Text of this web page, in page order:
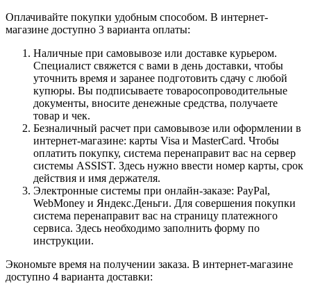
Оплачивайте покупки удобным способом. В интернет-
магазине доступно 3 варианта оплаты:
Наличные при самовывозе или доставке курьером.
Специалист свяжется с вами в день доставки, чтобы
уточнить время и заранее подготовить сдачу с любой
купюры. Вы подписываете товаросопроводительные
документы, вносите денежные средства, получаете
товар и чек.
Безналичный расчет при самовывозе или оформлении в
интернет-магазине: карты Visa и MasterCard. Чтобы
оплатить покупку, система перенаправит вас на сервер
системы ASSIST. Здесь нужно ввести номер карты, срок
действия и имя держателя.
Электронные системы при онлайн-заказе: PayPal,
WebMoney и Яндекс.Деньги. Для совершения покупки
система перенаправит вас на страницу платежного
сервиса. Здесь необходимо заполнить форму по
инструкции.
Экономьте время на получении заказа. В интернет-магазине
доступно 4 варианта доставки: